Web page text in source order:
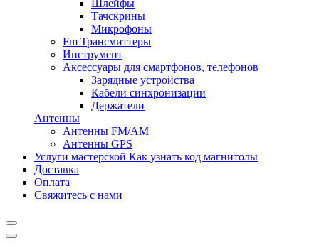
Шлейфы
Тачскрины
Микрофоны
Fm Трансмиттеры
Инструмент
Аксессуары для смартфонов, телефонов
Зарядные устройства
Кабели синхронизации
Держатели
Антенны
Антенны FM/AM
Антенны GPS
Услуги мастерской Как узнать код магнитолы
Доставка
Оплата
Свяжитесь с нами